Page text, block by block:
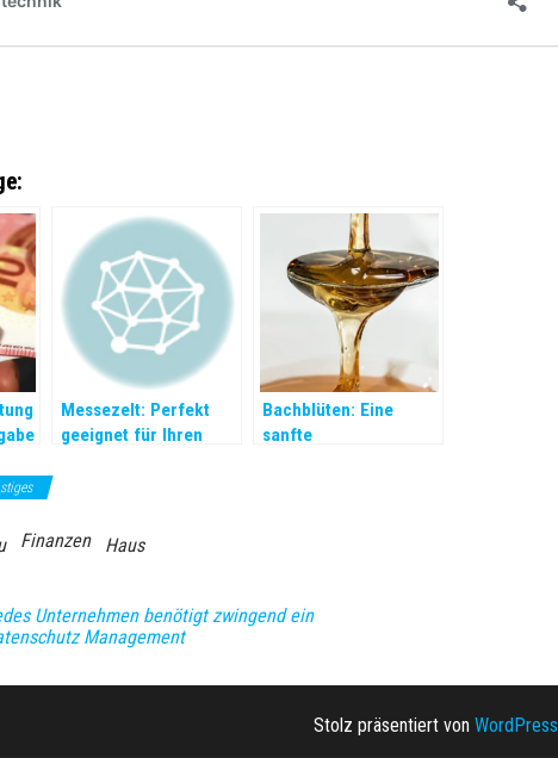
Messezelt: Perfekt
geeignet für Ihren
Bachblüten: Eine
sanfte
Finanzen Haus
Unternehmen benötigt zwingend ein
Management
Stolz präsentiert von WordPress